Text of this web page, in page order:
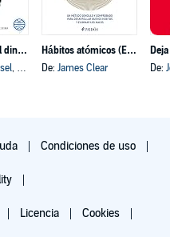
La psicología del dinero
, y otros
Hábitos atómicos (Español neutro)
De: James Clear
De:
Condiciones de uso
Licencia Cookies